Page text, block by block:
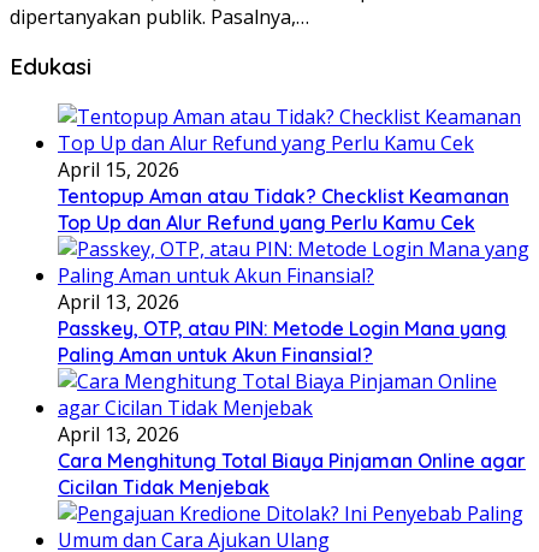
dipertanyakan publik. Pasalnya,…
Edukasi
April 15, 2026
Tentopup Aman atau Tidak? Checklist Keamanan
Top Up dan Alur Refund yang Perlu Kamu Cek
April 13, 2026
Passkey, OTP, atau PIN: Metode Login Mana yang
Paling Aman untuk Akun Finansial?
April 13, 2026
Cara Menghitung Total Biaya Pinjaman Online agar
Cicilan Tidak Menjebak